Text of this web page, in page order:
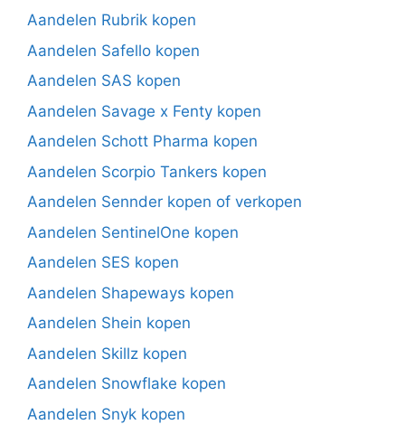
Aandelen Rubrik kopen
Aandelen Safello kopen
Aandelen SAS kopen
Aandelen Savage x Fenty kopen
Aandelen Schott Pharma kopen
Aandelen Scorpio Tankers kopen
Aandelen Sennder kopen of verkopen
Aandelen SentinelOne kopen
Aandelen SES kopen
Aandelen Shapeways kopen
Aandelen Shein kopen
Aandelen Skillz kopen
Aandelen Snowflake kopen
Aandelen Snyk kopen